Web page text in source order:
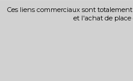
Ces liens commerciaux sont
et l'achat de